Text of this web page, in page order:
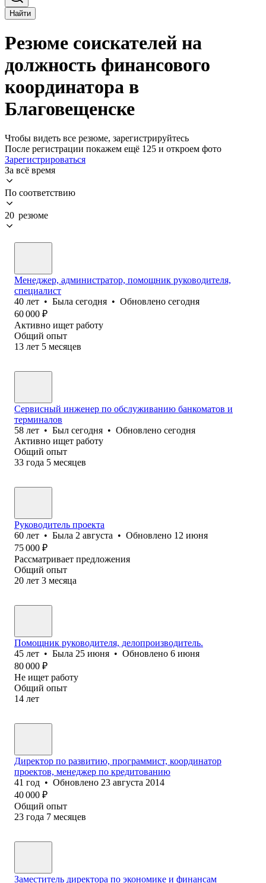
Найти
Резюме соискателей на
должность финансового
координатора в
Благовещенске
Чтобы видеть все резюме, зарегистрируйтесь
После регистрации покажем ещё 125 и откроем фото
Зарегистрироваться
За всё время
По соответствию
20 резюме
Менеджер, администратор, помощник руководителя,
специалист
40 лет • Была сегодня • Обновлено сегодня
60 000 ₽
Активно ищет работу
Общий опыт
13 лет 5 месяцев
Сервисный инженер по обслуживанию банкоматов и
терминалов
58 лет • Был сегодня • Обновлено сегодня
Активно ищет работу
Общий опыт
33 года 5 месяцев
Руководитель проекта
60 лет • Была 2 августа • Обновлено 12 июня
75 000 ₽
Рассматривает предложения
Общий опыт
20 лет 3 месяца
Помощник руководителя, делопроизводитель.
45 лет • Была 25 июня • Обновлено 6 июня
80 000 ₽
Не ищет работу
Общий опыт
14 лет
Директор по развитию, программист, координатор
проектов, менеджер по кредитованию
41 год • Обновлено 23 августа 2014
40 000 ₽
Общий опыт
23 года 7 месяцев
Заместитель директора по экономике и финансам